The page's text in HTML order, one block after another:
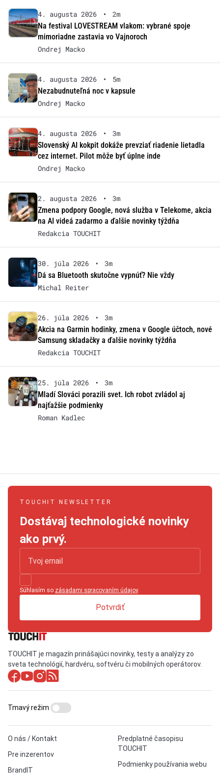
4. augusta 2026 •
2m
Na festival LOVESTREAM vlakom: vybrané spoje
mimoriadne zastavia vo Vajnoroch
Ondrej Macko
4. augusta 2026 •
5m
Nezabudnuteľná noc v kapsule
Ondrej Macko
4. augusta 2026 •
3m
Slovenský AI kokpit dokáže prevziať riadenie lietadla
cez internet. Pilot môže byť úplne inde
Ondrej Macko
2. augusta 2026 •
3m
Zmena podpory Google, nová služba v Telekome, akcia
na AI videá zadarmo a ďalšie novinky týždňa
Redakcia TOUCHIT
30. júla 2026 •
3m
Dá sa Bluetooth skutočne vypnúť? Nie vždy
Michal Reiter
26. júla 2026 •
3m
Akcia na Garmin hodinky, zmena v Google účtoch, nové
Samsung skladačky a ďalšie novinky týždňa
Redakcia TOUCHIT
25. júla 2026 •
3m
Mladí Slováci porazili svet. Ich robot zvládol aj
najťažšie podmienky
Roman Kadlec
TOUCHIT NEWSLETTER
Dostávaj technologické novinky
ako prvý.
Súhlasím so zásadami spracovaním údajov.
Potvrdiť
TOUCHIT je magazín prinášajúci novinky, testy a analýzy zo
sveta technológií, hardvéru, softvéru či mobilných operátorov.
O nás / Kontakt
Pre inzerentov
BrandIT
Predplatné časopisu
TOUCHIT
Podmienky používania webu
Tmavý režim